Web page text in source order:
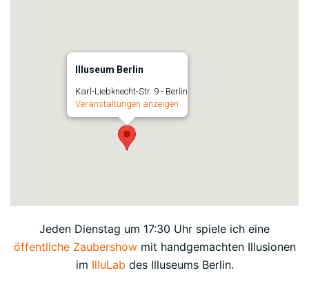
Illuseum Berlin
Karl-Liebknecht-Str. 9 - Berlin
Veranstaltungen anzeigen
Jeden Dienstag um 17:30 Uhr spiele ich eine
öffentliche Zaubershowmit handgemachten Illusionen
im IlluLab des Illuseums Berlin.